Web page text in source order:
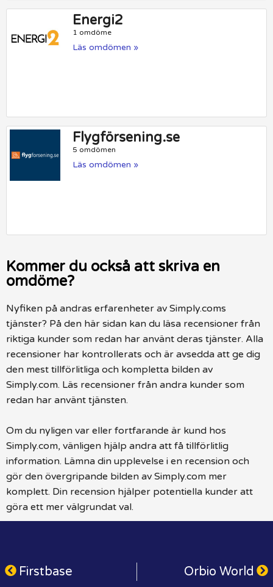
Energi2
1 omdöme
Läs omdömen »
Flygförsening.se
5 omdömen
Läs omdömen »
Kommer du också att skriva en
omdöme?
Nyfiken på andras erfarenheter av Simply.coms
tjänster? På den här sidan kan du läsa recensioner från
riktiga kunder som redan har använt deras tjänster. Alla
recensioner har kontrollerats och är avsedda att ge dig
den mest tillförlitliga och kompletta bilden av
Simply.com. Läs recensioner från andra kunder som
redan har använt tjänsten.
Om du nyligen var eller fortfarande är kund hos
Simply.com, vänligen hjälp andra att få tillförlitlig
information. Lämna din upplevelse i en recension och
gör den övergripande bilden av Simply.com mer
komplett. Din recension hjälper potentiella kunder att
göra ett mer välgrundat val.
Firstbase Orbio World